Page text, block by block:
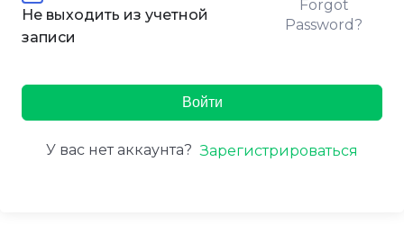
Не выходить из учетной
записи
Forgot
Password?
Войти
У вас нет аккаунта? Зарегистрироваться